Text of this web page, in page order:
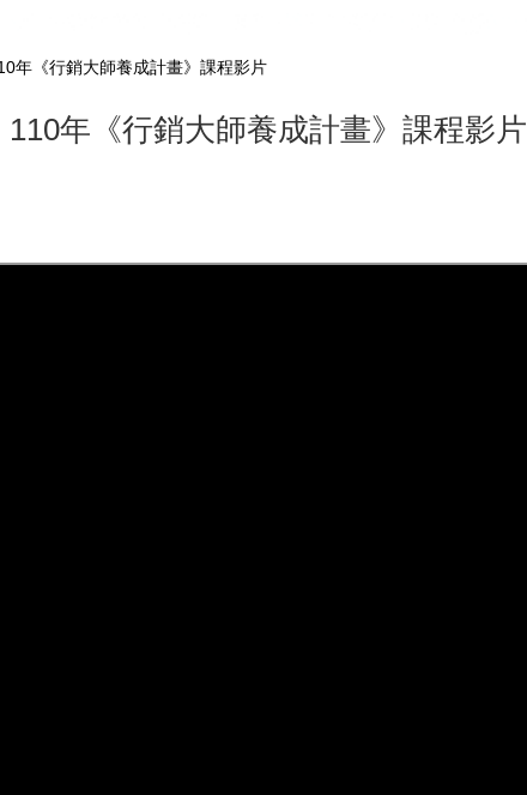
年《行銷大師養成計畫》課程影片
110年《行銷大師養成計畫》課程影片